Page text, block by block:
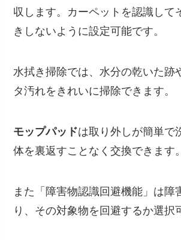
収します。カーペットを認識して
きしないように設定可能です。
水拭き掃除では、水分の乾いた跡
タ汚れをきれいに掃除できます。
モップパッドは取り外しが簡単で
体を裏返すことなく交換できます。
また「障害物認識回避機能」は障
り、その対象物を回避するか選択